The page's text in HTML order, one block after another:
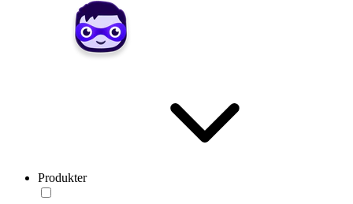
Produkter